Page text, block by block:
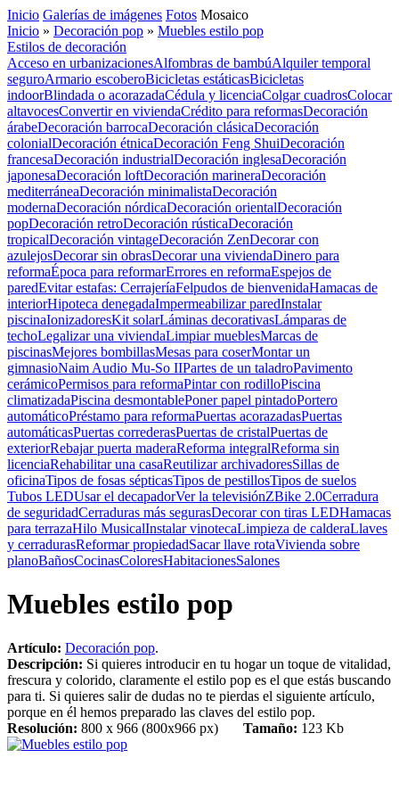
Inicio Galerías de imágenes Fotos Mosaico
Inicio » Decoración pop » Muebles estilo pop
Estilos de decoración
Acceso en urbanizacionesAlfombras de bambúAlquiler temporal
seguroArmario escoberoBicicletas estáticasBicicletas
indoorBlindada o acorazadaCédula y licenciaColgar cuadrosColocar
altavocesConvertir en viviendaCrédito para reformasDecoración
árabeDecoración barrocaDecoración clásicaDecoración
colonialDecoración étnicaDecoración Feng ShuiDecoración
francesaDecoración industrialDecoración inglesaDecoración
japonesaDecoración loftDecoración marineraDecoración
mediterráneaDecoración minimalistaDecoración
modernaDecoración nórdicaDecoración orientalDecoración
popDecoración retroDecoración rústicaDecoración
tropicalDecoración vintageDecoración ZenDecorar con
azulejosDecorar sin obrasDecorar una viviendaDinero para
reformaÉpoca para reformarErrores en reformaEspejos de
paredEvitar estafas: CerrajeríaFelpudos de bienvenidaHamacas de
interiorHipoteca denegadaImpermeabilizar paredInstalar
piscinaIonizadoresKit solarLáminas decorativasLámparas de
techoLegalizar una viviendaLimpiar mueblesMarcas de
piscinasMejores bombillasMesas para coserMontar un
gimnasioNaim Audio Mu-So IIPartes de un taladroPavimento
cerámicoPermisos para reformaPintar con rodilloPiscina
climatizadaPiscina desmontablePoner papel pintadoPortero
automáticoPréstamo para reformaPuertas acorazadasPuertas
automáticasPuertas correderasPuertas de cristalPuertas de
exteriorRebajar puerta maderaReforma integralReforma sin
licenciaRehabilitar una casaReutilizar archivadoresSillas de
oficinaTipos de fosas sépticasTipos de pestillosTipos de suelos
Tubos LEDUsar el decapadorVer la televisiónZBike 2.0Cerradura
de seguridadCerraduras más segurasDecorar con tiras LEDHamacas
para terrazaHilo MusicalInstalar vinotecaLimpieza de calderaLlaves
y cerradurasReformar propiedadSacar llave rotaVivienda sobre
planoBañosCocinasColoresHabitacionesSalones
Muebles estilo pop
Artículo: Decoración pop.
Descripción: Si quieres introducir en tu hogar un toque de vitalidad,
frescura y colorido, claramente el estilo pop es el que estás buscando
para ti. Si quieres salir de dudas no te pierdas el siguiente artículo,
porque en él hemos preparado las claves del estilo pop.
Resolución: 800 x 966 (800x966 px) Tamaño: 123 Kb